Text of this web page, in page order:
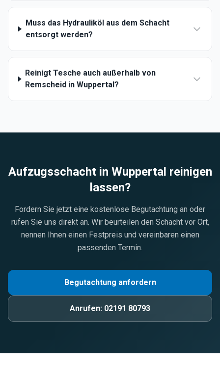
Muss das Hydrauliköl aus dem Schacht
entsorgt werden?
Reinigt Tesche auch außerhalb von
Remscheid in Wuppertal?
Aufzugsschacht in Wuppertal reinigen
lassen?
Fordern Sie jetzt eine kostenlose Begutachtung an oder
rufen Sie uns direkt an. Wir beurteilen den Schacht vor Ort,
nennen Ihnen einen Festpreis und vereinbaren einen
passenden Termin.
Begutachtung anfordern
Anrufen: 02191 80793